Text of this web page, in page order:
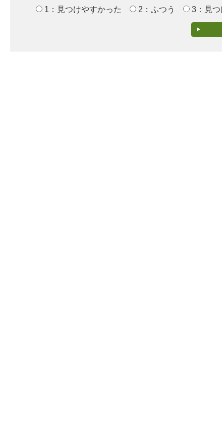
1：見つけやすかった
2：ふつう 3：見つ